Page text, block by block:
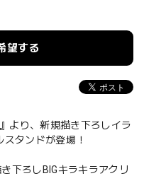
望する
より、新規描き下ろしイラ
タンドが登場！
下ろしBIGキラキラアクリ